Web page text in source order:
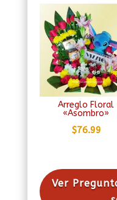
Arreglo Floral
«Asombro»
$76.99
Ver